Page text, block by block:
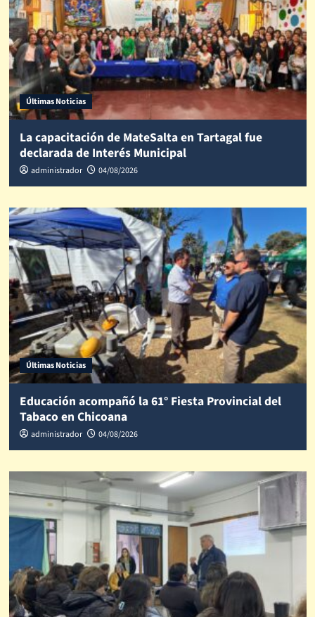
Últimas Noticias
La capacitación de MateSalta en Tartagal fue
declarada de Interés Municipal
administrador 04/08/2026
Últimas Noticias
Educación acompañó la 61° Fiesta Provincial del
Tabaco en Chicoana
administrador 04/08/2026